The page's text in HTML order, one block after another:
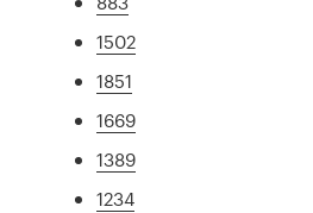
1502
1851
1669
1389
1234